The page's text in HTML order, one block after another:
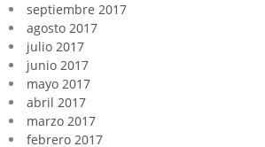
septiembre 2017
agosto 2017
julio 2017
junio 2017
mayo 2017
abril 2017
marzo 2017
febrero 2017